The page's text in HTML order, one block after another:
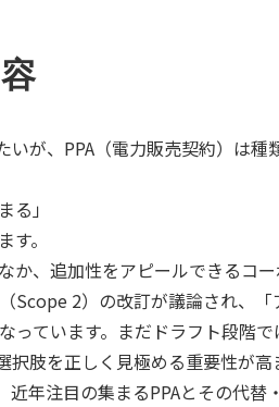
いが、PPA（電力販売契約）は
る」
。
か、追加性をアピールできるコ
Scope 2）の改訂が議論され、
っています。まだドラフト段階
肢を正しく見極める重要性が高
年注目の集まるPPAとその代替